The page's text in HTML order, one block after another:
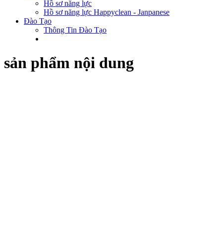
Hồ sơ năng lực
Hồ sơ năng lực Happyclean - Janpanese
Đào Tạo
Thông Tin Đào Tạo
sản phẩm nội dung